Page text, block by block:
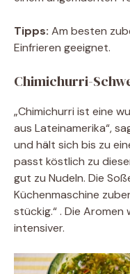
Tipps: Am besten
Einfrieren geeignet.
Chimichurri-
„Chimichurri ist eine
aus Lateinamerika“,
und hält sich bis zu
passt köstlich zu
gut zu Nudeln. Die
Küchenmaschine
stückig.“ . Die
intensiver.